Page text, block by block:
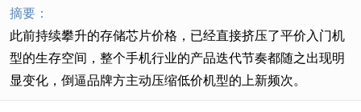
摘要：
此前持续攀升的存储芯片价格，已经直接挤压了平价入门机
型的生存空间，整个手机行业的产品迭代节奏都随之出现明
显变化，倒逼品牌方主动压缩低价机型的上新频次。